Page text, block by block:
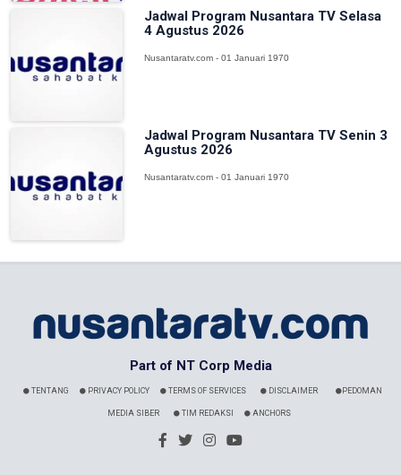
Jadwal Program Nusantara TV Selasa
4 Agustus 2026
Nusantaratv.com - 01 Januari 1970
Jadwal Program Nusantara TV Senin 3
Agustus 2026
Nusantaratv.com - 01 Januari 1970
Part of NT Corp Media
TENTANG PRIVACY POLICY TERMS OF SERVICES DISCLAIMER PEDOMAN
MEDIA SIBER TIM REDAKSI ANCHORS